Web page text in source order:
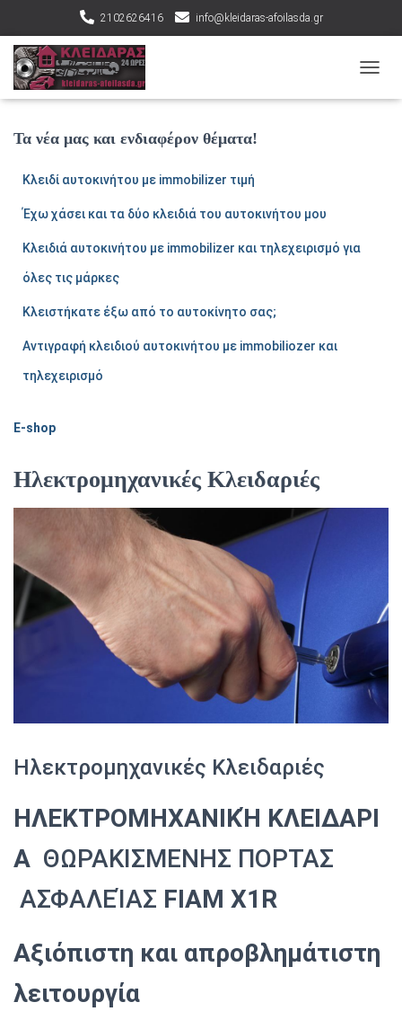
2102626416 info@kleidaras-afoilasda.gr
Τα νέα μας και ενδιαφέρον θέματα!
Κλειδί αυτοκινήτου με immobilizer τιμή
Έχω χάσει και τα δύο κλειδιά του αυτοκινήτου μου
Κλειδιά αυτοκινήτου με immobilizer και τηλεχειρισμό για
όλες τις μάρκες
Κλειστήκατε έξω από το αυτοκίνητο σας;
Αντιγραφή κλειδιού αυτοκινήτου με immobiliozer και
τηλεχειρισμό
E-shop
Ηλεκτρομηχανικές Κλειδαριές
Ηλεκτρομηχανικές Κλειδαριές
ΗΛΕΚΤΡΟΜΗΧΑΝΙΚΉ ΚΛΕΙΔΑΡΙ
Α ΘΩΡΑΚΙΣΜΕΝΗΣ ΠΟΡΤΑΣ
ΑΣΦΑΛΕΊΑΣ FIAM X1R
Αξιόπιστη και απροβληµάτιστη
λειτουργία